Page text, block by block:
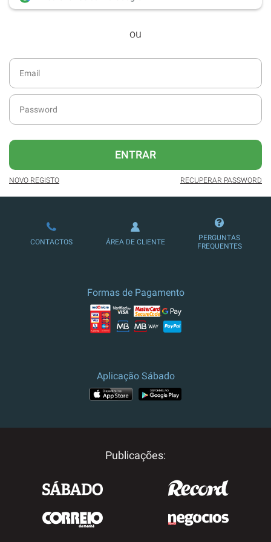
desde dezembro de 2016.
Acesso ao formato digital da SÁBADO
SÁBADO.
diário da atualidade.
publicidade reduzida e não invasiva
no site.
Possibilidade de ler e/ou ouvir artigos.
Ofertas e descontos em produtos,
serviços, eventos desportivos e
ou
ENTRAR
NOVO REGISTO RECUPERAR PASSWORD
CONTACTOS ÁREA DE CLIENTE
PERGUNTAS
FREQUENTES
Formas de Pagamento
Aplicação Sábado
Publicações: